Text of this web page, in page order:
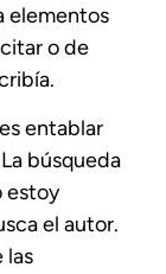
elementos
o de
entablar
búsqueda
estoy
el autor.
las